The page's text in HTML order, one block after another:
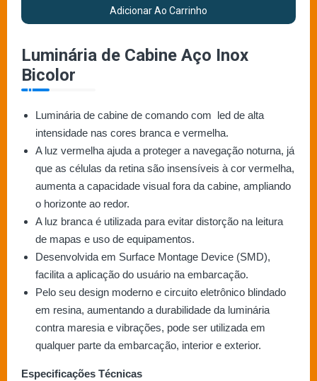
Adicionar Ao Carrinho
Luminária de Cabine Aço Inox
Bicolor
Luminária de cabine de comando com led de alta
intensidade nas cores branca e vermelha.
A luz vermelha ajuda a proteger a navegação noturna, já
que as células da retina são insensíveis à cor vermelha,
aumenta a capacidade visual fora da cabine, ampliando
o horizonte ao redor.
A luz branca é utilizada para evitar distorção na leitura
de mapas e uso de equipamentos.
Desenvolvida em Surface Montage Device (SMD),
facilita a aplicação do usuário na embarcação.
Pelo seu design moderno e circuito eletrônico blindado
em resina, aumentando a durabilidade da luminária
contra maresia e vibrações, pode ser utilizada em
qualquer parte da embarcação, interior e exterior.
Especificações Técnicas